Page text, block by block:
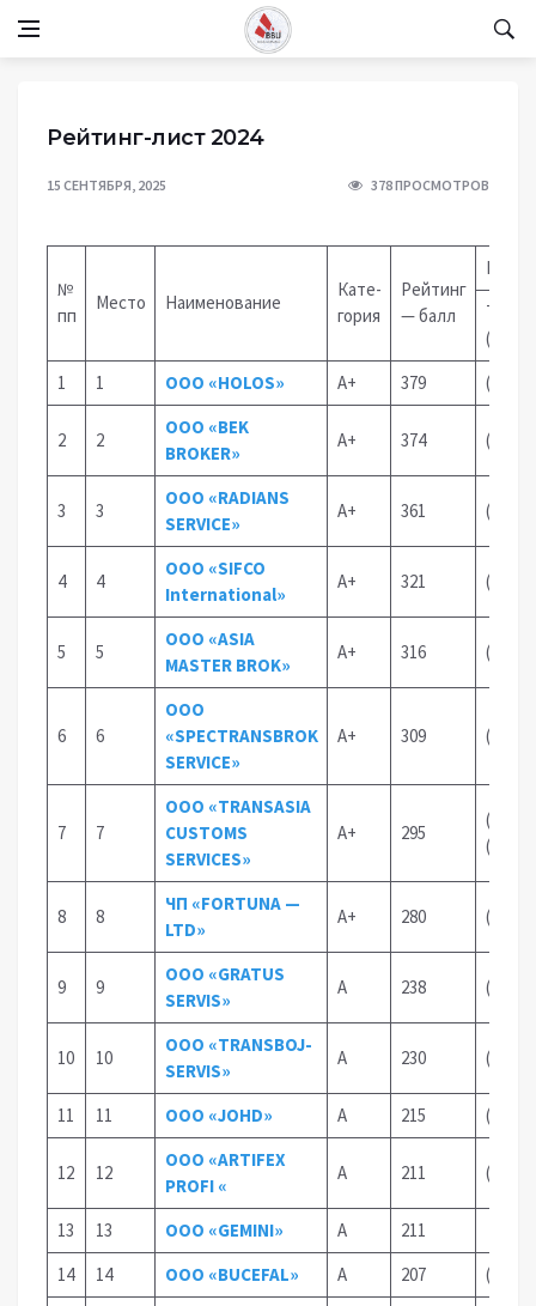
Рейтинг-лист 2024
15 СЕНТЯБРЯ, 2025 378 ПРОСМОТРОВ
№
пп
Место Наименование
Кате-
гория
Рейтинг
— балл
(+998)
1
1 OOO «HOLOS» А+ 379
2 2
OOO «BEK
BROKER»
А+ 374
3 3
ООО «RADIANS
SERVICE»
А+ 361
4 4
ООО «SIFCO
International»
А+ 321
5 5
OOO «ASIA
MASTER BROK»
А+ 316
6 6
ООО
«SPECTRANSBROK
SERVICE»
А+ 309
7 7
ООО «TRANSASIA
CUSTOMS
SERVICES»
А+ 295
8 8
ЧП «FORTUNA —
LTD»
А+ 280 (97)
9 9
OOO «GRATUS
SERVIS»
А 238 (95)
10 10
ООО «TRANSBOJ-
SERVIS»
А 230
11 11 OOO «JOHD» А 215 (90)
12 12
ООО «ARTIFEX
PROFI «
А 211
13 13 ООО «GEMINI» А 211
14
14 OOO «BUCEFAL» А 207